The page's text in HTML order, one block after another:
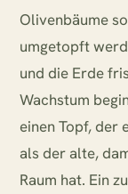
Olivenbäume
umgetopft
und die Erde
Wachstum
einen Topf, der
als der alte,
Raum hat. Ein